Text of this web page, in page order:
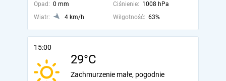
Opad: 0 mm Ciśnienie: 1008 hPa
Wiatr:
4 km/h Wilgotność: 63%
15:00
29°C
Zachmurzenie małe, pogodnie